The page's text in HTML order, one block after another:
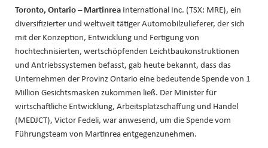
Toronto, Ontario – MartinreaInternational Inc. (TSX: MRE), ein
diversifizierter und weltweit tätiger Automobilzulieferer, der sich
mit der Konzeption, Entwicklung und Fertigung von
hochtechnisierten, wertschöpfenden Leichtbaukonstruktionen
und Antriebssystemen befasst, gab heute bekannt, dass das
Unternehmen der Provinz Ontario eine bedeutende Spende von 1
Million Gesichtsmasken zukommen ließ. Der Minister für
wirtschaftliche Entwicklung, Arbeitsplatzschaffung und Handel
(MEDJCT), Victor Fedeli, war anwesend, um die Spende vom
Führungsteam von Martinrea entgegenzunehmen.